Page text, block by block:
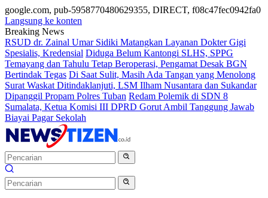
google.com, pub-5958770480629355, DIRECT, f08c47fec0942fa0
Langsung ke konten
Breaking News
RSUD dr. Zainal Umar Sidiki Matangkan Layanan Dokter Gigi
Spesialis, Kredensial Diduga Belum Kantongi SLHS, SPPG
Temayang dan Tahulu Tetap Beroperasi, Pengamat Desak BGN
Bertindak Tegas Di Saat Sulit, Masih Ada Tangan yang Menolong
Surat Waskat Ditindaklanjuti, LSM Ilham Nusantara dan Sukandar
Dipanggil Propam Polres Tuban Redam Polemik di SDN 8
Sumalata, Ketua Komisi III DPRD Gorut Ambil Tanggung Jawab
Biayai Pagar Sekolah